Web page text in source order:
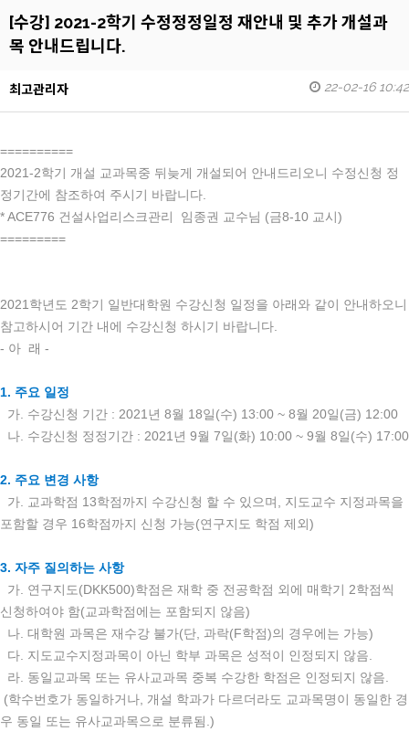
[수강] 2021-2학기 수정정정일정 재안내 및 추가 개설과
목 안내드립니다.
최고관리자 22-02-16 10:42
==========
2021-2학기 개설 교과목중 뒤늦게 개설되어 안내드리오니 수정신청 정
정기간에 참조하여 주시기 바랍니다.
* ACE776 건설사업리스크관리 임종권 교수님 (금8-10 교시)
=========
2021학년도 2학기 일반대학원 수강신청 일정을 아래와 같이 안내하오니
참고하시어 기간 내에 수강신청 하시기 바랍니다.
- 아 래 -
1. 주요 일정
가. 수강신청 기간 : 2021년 8월 18일(수) 13:00 ~ 8월 20일(금) 12:00
나. 수강신청 정정기간 : 2021년 9월 7일(화) 10:00 ~ 9월 8일(수) 17:00
2. 주요 변경 사항
가. 교과학점 13학점까지 수강신청 할 수 있으며, 지도교수 지정과목을
포함할 경우 16학점까지 신청 가능(연구지도 학점 제외)
3. 자주 질의하는 사항
가. 연구지도(DKK500)학점은 재학 중 전공학점 외에 매학기 2학점씩
신청하여야 함(교과학점에는 포함되지 않음)
나. 대학원 과목은 재수강 불가(단, 과락(F학점)의 경우에는 가능)
다. 지도교수지정과목이 아닌 학부 과목은 성적이 인정되지 않음.
라. 동일교과목 또는 유사교과목 중복 수강한 학점은 인정되지 않음.
(학수번호가 동일하거나, 개설 학과가 다르더라도 교과목명이 동일한 경
우 동일 또는 유사교과목으로 분류됨.)